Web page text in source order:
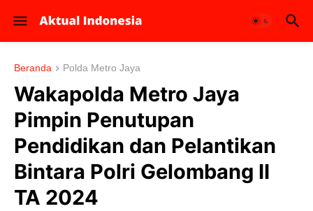
Beranda Polda Metro Jaya
Wakapolda Metro Jaya
Pimpin Penutupan
Pendidikan dan Pelantikan
Bintara Polri Gelombang II
TA 2024